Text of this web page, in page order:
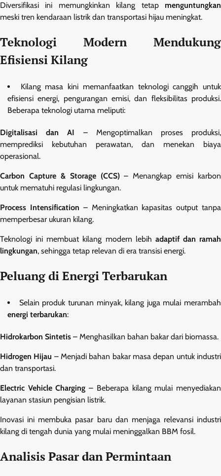
Diversifikasi ini memungkinkan kilang tetap menguntungkan
meski tren kendaraan listrik dan transportasi hijau meningkat.
Teknologi Modern Mendukung
Efisiensi Kilang
Kilang masa kini memanfaatkan teknologi canggih untuk
efisiensi energi, pengurangan emisi, dan fleksibilitas produksi.
Beberapa teknologi utama meliputi:
Digitalisasi dan AI – Mengoptimalkan proses produksi,
memprediksi kebutuhan perawatan, dan menekan biaya
operasional.
Carbon Capture & Storage (CCS)– Menangkap emisi karbon
untuk mematuhi regulasi lingkungan.
Process Intensification – Meningkatkan kapasitas output tanpa
memperbesar ukuran kilang.
Teknologi ini membuat kilang modern lebih adaptif dan ramah
lingkungan, sehingga tetap relevan di era transisi energi.
Peluang di Energi Terbarukan
Selain produk turunan minyak, kilang juga mulai merambah
energi terbarukan:
Hidrokarbon Sintetis – Menghasilkan bahan bakar dari biomassa.
Hidrogen Hijau – Menjadi bahan bakar masa depan untuk industri
dan transportasi.
Electric Vehicle Charging – Beberapa kilang mulai menyediakan
layanan stasiun pengisian listrik.
Inovasi ini membuka pasar baru dan menjaga relevansi industri
kilang di tengah dunia yang mulai meninggalkan BBM fosil.
Analisis Pasar dan Permintaan